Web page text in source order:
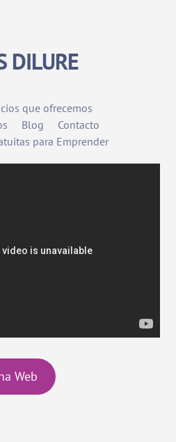
DILURE
que ofrecemos
Blog
Contacto
para Emprender
Web